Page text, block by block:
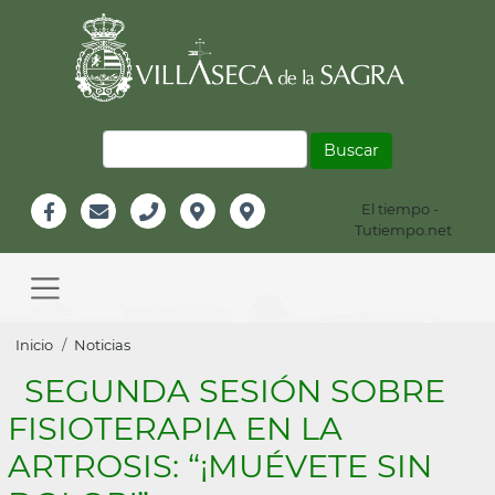
Información
Header
El tiempo -
Tutiempo.net
navigation
Sobrescribir
enlaces
de
ayuda
Inicio Noticias
SEGUNDA SESIÓN SOBRE
FISIOTERAPIA EN LA
ARTROSIS: “¡MUÉVETE SIN